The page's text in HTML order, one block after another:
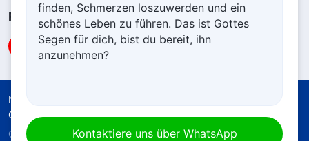
Folge uns
Nutzungsbedingungen
Quellenangaben
Cookie-Richtlinie
Copyright © 2026Die Kirche des Allmächtigen
finden, Schmerzen loszuwerden und ein
schönes Leben zu führen. Das ist Gottes
Segen für dich, bist du bereit, ihn
anzunehmen?
Kontaktiere uns über WhatsApp